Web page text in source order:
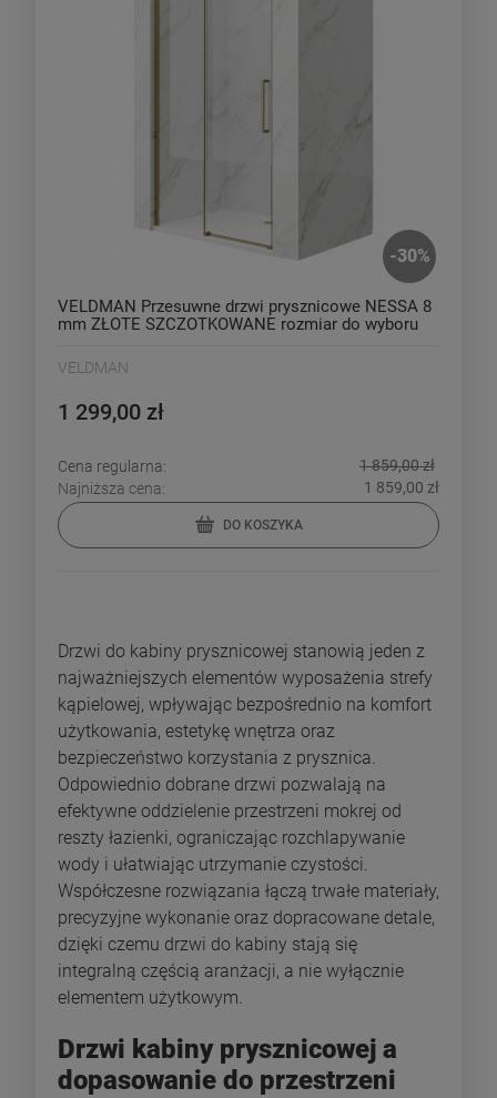
-30%
VELDMAN Przesuwne drzwi prysznicowe NESSA 8
mm ZŁOTE SZCZOTKOWANE rozmiar do wyboru
VELDMAN
1 299,00 zł
Cena regularna:
1 859,00 zł
Najniższa cena:
1 859,00 zł
DO KOSZYKA
Drzwi do kabiny prysznicowej stanowią jeden z
najważniejszych elementów wyposażenia strefy
kąpielowej, wpływając bezpośrednio na komfort
użytkowania, estetykę wnętrza oraz
bezpieczeństwo korzystania z prysznica.
Odpowiednio dobrane drzwi pozwalają na
efektywne oddzielenie przestrzeni mokrej od
reszty łazienki, ograniczając rozchlapywanie
wody i ułatwiając utrzymanie czystości.
Współczesne rozwiązania łączą trwałe materiały,
precyzyjne wykonanie oraz dopracowane detale,
dzięki czemu drzwi do kabiny stają się
integralną częścią aranżacji, a nie wyłącznie
elementem użytkowym.
Drzwi kabiny prysznicowej a
dopasowanie do przestrzeni